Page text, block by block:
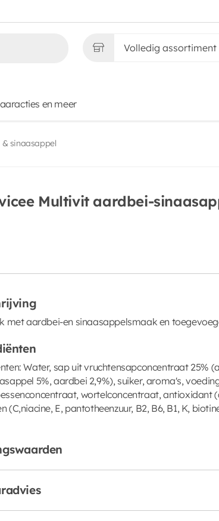
Volledig assortiment
en meer
sinaasappel
Multivit aardbei-
met aardbei-en sinaasappelsmaak en
Water, sap uit vruchtensapconcentraat 25%
5%, aardbei 2,9%), suiker, aroma's,
wortelconcentraat, antioxidant
(C,niacine, E, pantotheenzuur, B2, B6, B1, K,